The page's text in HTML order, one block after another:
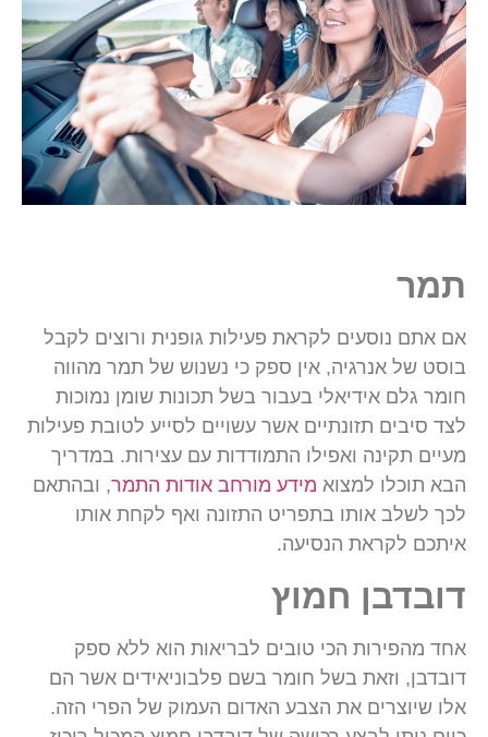
תמר
אם אתם נוסעים לקראת פעילות גופנית ורוצים לקבל
בוסט של אנרגיה, אין ספק כי נשנוש של תמר מהווה
חומר גלם אידיאלי בעבור בשל תכונות שומן נמוכות
לצד סיבים תזונתיים אשר עשויים לסייע לטובת פעילות
מעיים תקינה ואפילו התמודדות עם עצירות. במדריך
הבא תוכלו למצואמידע מורחב אודות התמר, ובהתאם
לכך לשלב אותו בתפריט התזונה ואף לקחת אותו
איתכם לקראת הנסיעה.
דובדבן חמוץ
אחד מהפירות הכי טובים לבריאות הוא ללא ספק
דובדבן, וזאת בשל חומר בשם פלבוניאידים אשר הם
אלו שיוצרים את הצבע האדום העמוק של הפרי הזה.